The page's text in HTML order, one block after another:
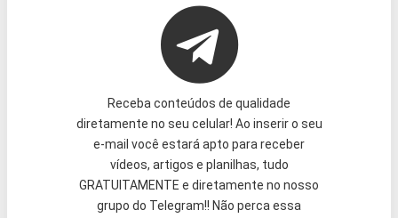
Receba conteúdos de qualidade
diretamente no seu celular! Ao inserir o seu
e-mail você estará apto para receber
vídeos, artigos e planilhas, tudo
GRATUITAMENTE e diretamente no nosso
grupo do Telegram!! Não perca essa